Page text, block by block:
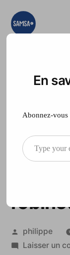
Aller
teste, on
Accueil
Pour
Publié
par
philippe
Laisser un
En
Abonnez-vous
Type
your